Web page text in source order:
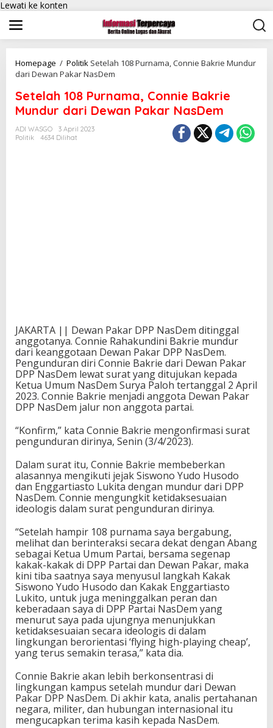
Lewati ke konten
Homepage / Politik Setelah 108 Purnama, Connie Bakrie Mundur
dari Dewan Pakar NasDem
Setelah 108 Purnama, Connie Bakrie
Mundur dari Dewan Pakar NasDem
ADI WASGO
3 April 2023
Politik
4634 Dilihat
JAKARTA || Dewan Pakar DPP NasDem ditinggal
anggotanya. Connie Rahakundini Bakrie mundur
dari keanggotaan Dewan Pakar DPP NasDem.
Pengunduran diri Connie Bakrie dari Dewan Pakar
DPP NasDem lewat surat yang ditujukan kepada
Ketua Umum NasDem Surya Paloh tertanggal 2 April
2023. Connie Bakrie menjadi anggota Dewan Pakar
DPP NasDem jalur non anggota partai.
“Konfirm,” kata Connie Bakrie mengonfirmasi surat
pengunduran dirinya, Senin (3/4/2023).
Dalam surat itu, Connie Bakrie membeberkan
alasannya mengikuti jejak Siswono Yudo Husodo
dan Enggartiasto Lukita dengan mundur dari DPP
NasDem. Connie mengungkit ketidaksesuaian
ideologis dalam surat pengunduran dirinya.
“Setelah hampir 108 purnama saya bergabung,
melihat dan berinteraksi secara dekat dengan Abang
sebagai Ketua Umum Partai, bersama segenap
kakak-kakak di DPP Partai dan Dewan Pakar, maka
kini tiba saatnya saya menyusul langkah Kakak
Siswono Yudo Husodo dan Kakak Enggartiasto
Lukito, untuk juga meninggalkan peran dan
keberadaan saya di DPP Partai NasDem yang
menurut saya pada ujungnya menunjukkan
ketidaksesuaian secara ideologis di dalam
lingkungan berorientasi ‘flying high-playing cheap’,
yang terus semakin terasa,” kata dia.
Connie Bakrie akan lebih berkonsentrasi di
lingkungan kampus setelah mundur dari Dewan
Pakar DPP NasDem. Di akhir kata, analis pertahanan
negara, militer, dan hubungan internasional itu
mengucapkan terima kasih kepada NasDem.